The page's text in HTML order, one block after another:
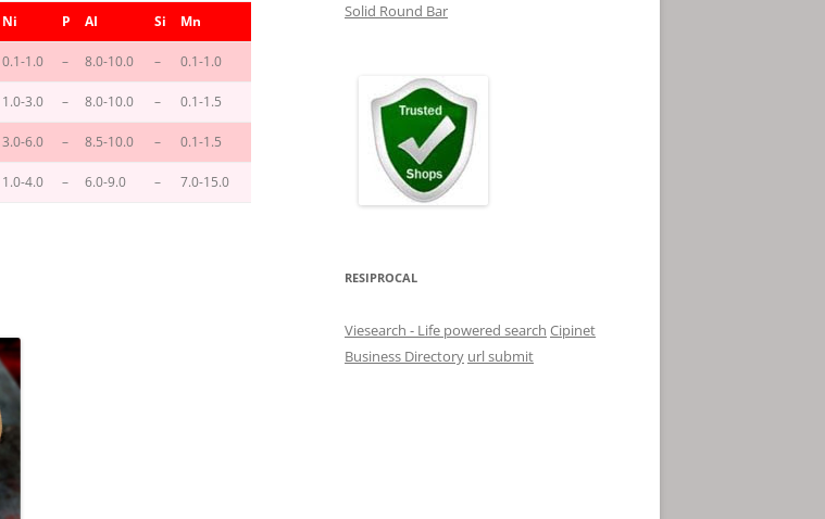
Ni P AI Si Mn
0.1-1.0 – 8.0-10.0 – 0.1-1.0
1.0-3.0 – 8.0-10.0 – 0.1-1.5
3.0-6.0 – 8.5-10.0 – 0.1-1.5
1.0-4.0 – 6.0-9.0 – 7.0-15.0
Solid Round Bar
RESIPROCAL
Viesearch - Life powered search Cipinet
Business Directory url submit